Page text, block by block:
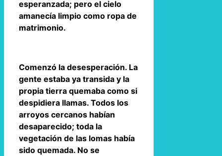
esperanzada; pero el cielo
amanecía limpio como ropa de
matrimonio.
Comenzó la desesperación. La
gente estaba ya transida y la
propia tierra quemaba como si
despidiera llamas. Todos los
arroyos cercanos habían
desaparecido; toda la
vegetación de las lomas había
sido quemada. No se